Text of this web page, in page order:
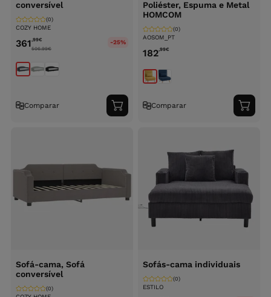
conversível
COZY HOME
(0)
361,99€
506.99€
-25%
Comparar
Adicionar
ao
Poliéster, Espuma e Metal
HOMCOM
AOSOM_PT
(0)
182,99€
Comparar
ao
Sofá-cama, Sofá
conversível
(0)
Sofás-cama individuais
ESTILO
(0)